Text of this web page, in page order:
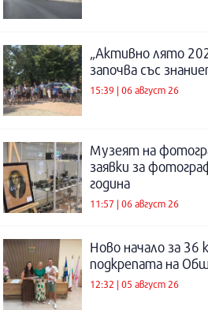
„Активно лято
започва със
15:39 | 06 август 26
Музеят на
заявки за
година
11:57 | 06 август 26
Ново начало за 36
подкрепата на
12:32 | 05 август 26